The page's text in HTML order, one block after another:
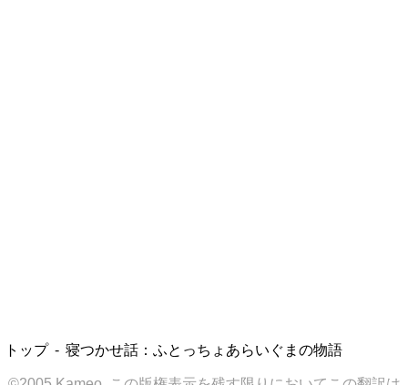
トップ 寝つかせ話：ふとっちょあらいぐまの物語